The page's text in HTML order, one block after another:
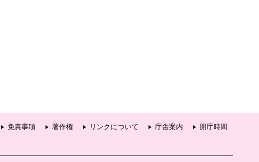
免責事項 著作権 リンクについて 庁舎案内
開庁時間